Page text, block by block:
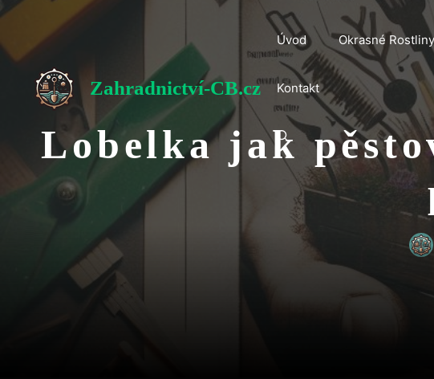
Přeskočit
obsah
Zahradnictví-CB.cz
Úvod Okrasné Rostliny
Kontakt
Lobelka jak